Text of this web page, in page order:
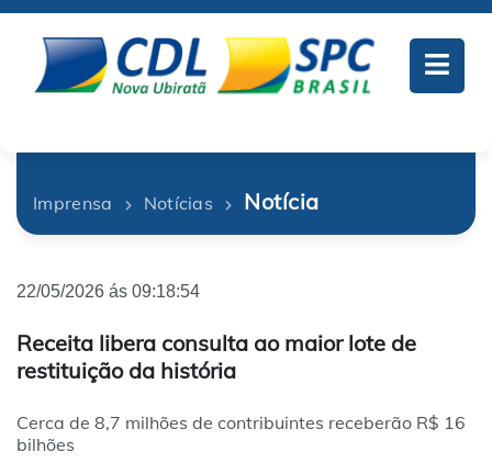
Imprensa Notícias Notícia
22/05/2026 ás 09:18:54
Receita libera consulta ao maior lote de
restituição da história
Cerca de 8,7 milhões de contribuintes receberão R$ 16
bilhões